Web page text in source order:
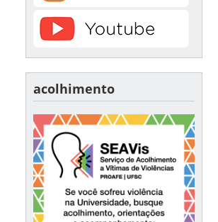
acolhimento